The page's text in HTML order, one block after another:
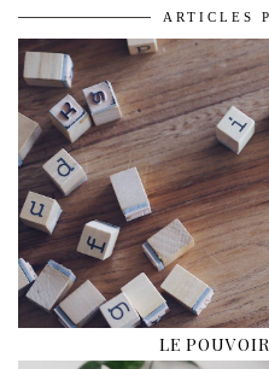
ARTICLES
LE